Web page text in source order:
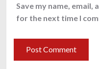
Save my name,
for the next time I